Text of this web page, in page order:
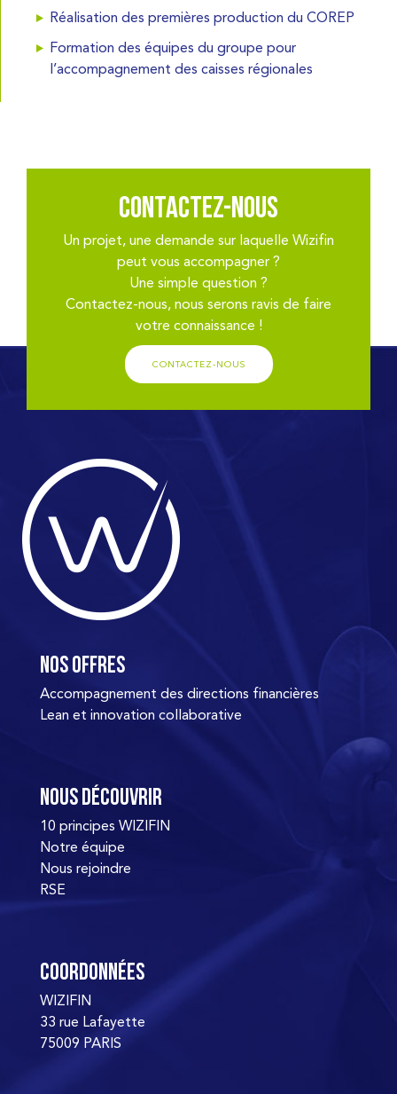
Réalisation des premières production du COREP
Formation des équipes du groupe pour
l’accompagnement des caisses régionales
Contactez-nous
Un projet, une demande sur laquelle Wizifin
peut vous accompagner ?
Une simple question ?
Contactez-nous, nous serons ravis de faire
votre connaissance !
CONTACTEZ-NOUS
Nos offres
Accompagnement des directions financières
Lean et innovation collaborative
Nous découvrir
10 principes WIZIFIN
Notre équipe
Nous rejoindre
RSE
Coordonnées
WIZIFIN
33 rue Lafayette
75009 PARIS